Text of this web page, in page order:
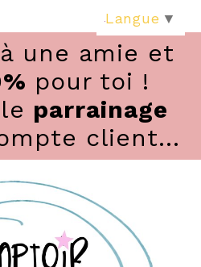
à une amie et
pour toi !
parrainage
client...
Langue ▼